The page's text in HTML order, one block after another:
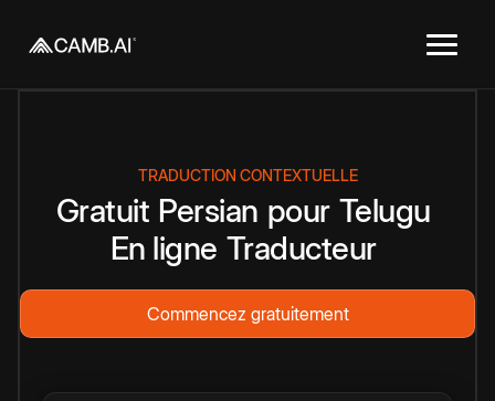
TRADUCTION CONTEXTUELLE
Gratuit Persian pour Telugu
En ligne Traducteur
Commencez gratuitement